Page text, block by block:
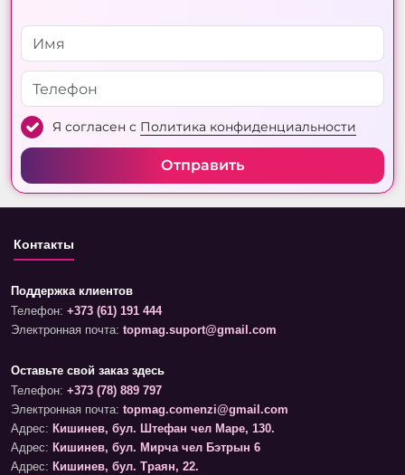
Я согласен с Политика конфиденциальности
Отправить
Контакты
Поддержка клиентов
Телефон: +373 (61) 191 444
Электронная почта: topmag.suport@gmail.com
Оставьте свой заказ здесь
Телефон: +373 (78) 889 797
Электронная почта: topmag.comenzi@gmail.com
Адрес: Кишинев, бул. Штефан чел Маре, 130.
Адрес: Кишинев, бул. Мирча чел Бэтрын 6
Адрес: Кишинев, бул. Траян, 22.